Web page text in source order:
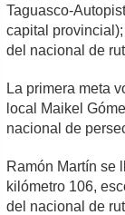
Taguasco-
capital
del nacional de
La primera meta
local Maikel
nacional de
Ramón Martín se
kilómetro 106,
del nacional de